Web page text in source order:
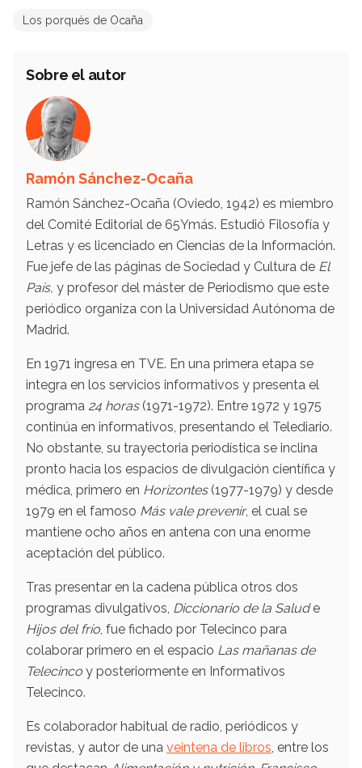
Los porqués de Ocaña
Sobre el autor
Ramón Sánchez-Ocaña
Ramón Sánchez-Ocaña (Oviedo, 1942) es miembro
del Comité Editorial de 65Ymás. Estudió Filosofía y
Letras y es licenciado en Ciencias de la Información.
Fue jefe de las páginas de Sociedad y Cultura de El
País, y profesor del máster de Periodismo que este
periódico organiza con la Universidad Autónoma de
Madrid.
En 1971 ingresa en TVE. En una primera etapa se
integra en los servicios informativos y presenta el
programa 24 horas(1971-1972). Entre 1972 y 1975
continúa en informativos, presentando el Telediario.
No obstante, su trayectoria periodística se inclina
pronto hacia los espacios de divulgación científica y
médica, primero en Horizontes (1977-1979)​ y desde
1979 en el famoso Más vale prevenir, el cual se
mantiene ocho años en antena con una enorme
aceptación del público.
Tras presentar en la cadena pública otros dos
programas divulgativos, Diccionario de la Salude
Hijos del frío , fue fichado por Telecinco para
colaborar primero en el espacio Las mañanas de
Telecinco y posteriormente en Informativos
Telecinco.
Es colaborador habitual de radio, periódicos y
revistas, y autor de una veintena de libros , entre los